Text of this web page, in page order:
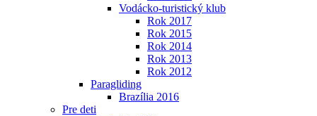
Vodácko-turistický klub
Rok 2017
Rok 2015
Rok 2014
Rok 2013
Rok 2012
Paragliding
Brazília 2016
Pre deti